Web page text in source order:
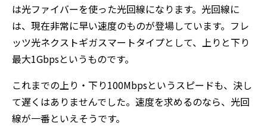
は光ファイバーを使った光回線になります。光回線に
は、現在非常に早い速度のものが登場しています。フレ
ッツ光ネクストギガスマートタイプとして、上りと下り
最大1Gbpsというものです。
これまでの上り・下り100Mbpsというスピードも、決し
て遅くはありませんでした。速度を求めるのなら、光回
線が一番といえそうです。